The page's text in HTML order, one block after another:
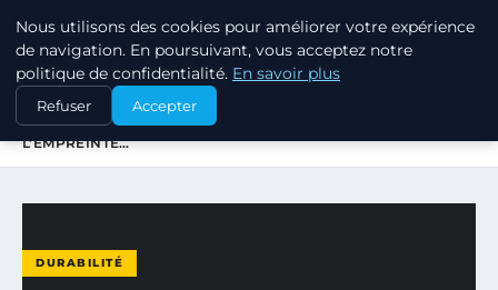
RSE ENJEUX
ACCUEIL
DURABILITÉ
QUELS SONT LES ÉLÉMENTS QUI CONSTITUENT
L’EMPREINTE…
DURABILITÉ
Nous utilisons des cookies pour améliorer votre expérience
de navigation. En poursuivant, vous acceptez notre
politique de confidentialité. En savoir plus
Refuser Accepter